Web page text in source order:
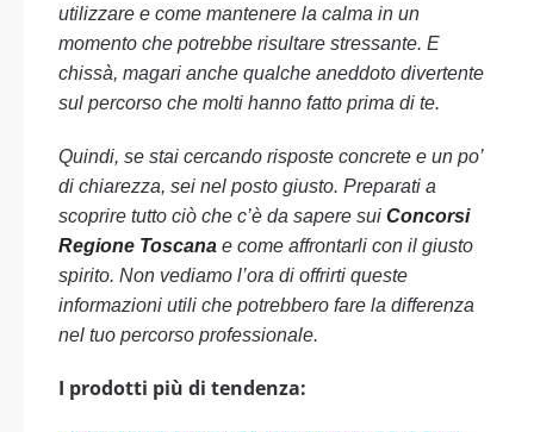
utilizzare e come mantenere la calma in un
momento che potrebbe risultare stressante. E
chissà, magari anche qualche aneddoto divertente
sul percorso che molti hanno fatto prima di te.
Quindi, se stai cercando risposte concrete e un po’
di chiarezza, sei nel posto giusto. Preparati a
scoprire tutto ciò che c’è da sapere sui Concorsi
Regione Toscana e come affrontarli con il giusto
spirito. Non vediamo l’ora di offrirti queste
informazioni utili che potrebbero fare la differenza
nel tuo percorso professionale.
I prodotti più di tendenza: